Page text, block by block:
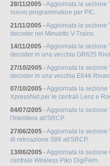
28/11/2005 -Aggiornata la sezione
nuovo programmatore per PIC.
21/11/2005 -Aggiornata la sezione
decoder nel Minuetto V-Trains.
14/11/2005 -Aggiornata la sezione
decoder in una vecchia GR625
27/10/2005 -Aggiornata la sezione
decoder in una vecchia E646
07/10/2005 -Aggiornata la sezione
XpressNet per le centrali Lenz e
04/07/2005 -Aggiornata la sezione
l'Intellibox all'SRCP.
27/06/2005 -Aggiornata la sezione
di retroazione S88 all'SRCP.
13/06/2005 -Aggiornata la sezione
centrale Wireless Piko DigiFern.